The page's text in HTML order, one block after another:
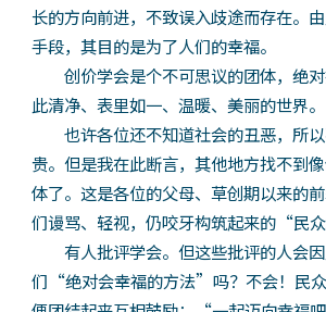
长的方向前进，不致误入歧途而存在。
手段，其目的是为了人们的幸福。
创价学会是个不可思议的团体，绝对
此清净、表里如一、温暖、美丽的世界。
也许各位还不知道社会的丑恶，所以
贵。但是我在此断言，其他地方找不到
体了。这是各位的父母、草创期以来的
们谩骂、轻视，仍咬牙构筑起来的“民
有人批评学会。但这些批评的人会因
们“绝对会幸福的方法”吗？不会！民众